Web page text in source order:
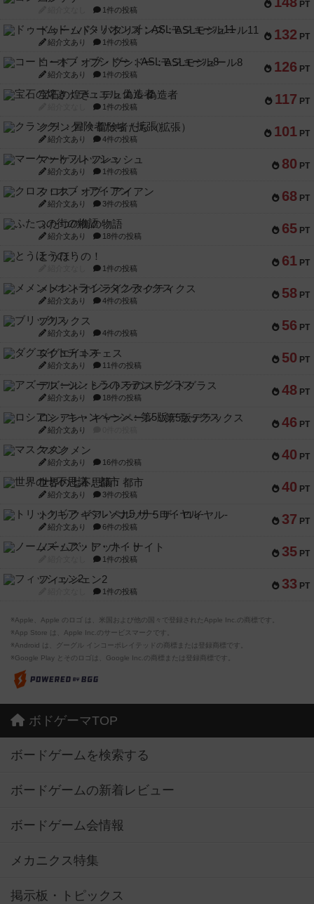
PT
1件の投稿
132 PT
ドゥームド・バタリオンズ：ASLモジュール11
紹介文あり 1件の投稿
126 PT
コード・オブ・ブシドー：ASLモジュール8
紹介文あり 1件の投稿
117 PT
宝石の煌き：デュエル 偽造者
1件の投稿
101 PT
クランク! ：冒険者たち（拡張）
紹介文あり 4件の投稿
80 PT
マーケットフレッシュ
紹介文あり 1件の投稿
68 PT
クロス・オブ・アイアン
紹介文あり 3件の投稿
65 PT
ふたつの街の物語
紹介文あり 18件の投稿
61 PT
とうほうの！
1件の投稿
58 PT
メメントオンラインタクティクス
紹介文あり 4件の投稿
56 PT
ブリックス
紹介文あり 4件の投稿
50 PT
ダグエイトチェス
紹介文あり 11件の投稿
48 PT
アズール：シントラのステンドグラス
紹介文あり 18件の投稿
46 PT
ロシアン・キャンペーン：第5版デラックス
紹介文あり
40 PT
マスクメン
紹介文あり 16件の投稿
40 PT
世界の七不思議：都市
紹介文あり 3件の投稿
37 PT
トリックギア - ペルソナ5 ザ・ロイヤル-
紹介文あり 6件の投稿
35 PT
ノームズ・アット・ナイト
1件の投稿
33 PT
フィッシェン2
1件の投稿
※Apple、Apple のロゴ は、米国および他の国々で登録されたApple Inc.の商標です。
※App Store は、Apple Inc.のサービスマークです。
※Android は、グーグル インコーポレイテッドの商標または登録商標です。
※Google Play とそのロゴは、Google Inc.の商標または登録商標です。
ボドゲーマTOP
ボードゲームを検索する
ボードゲームの新着レビュー
ボードゲーム会情報
メカニクス特集
掲示板・トピックス